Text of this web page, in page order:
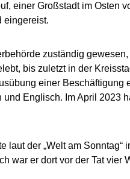
einer Großstadt im Osten
eingereist.
zuständig
bis zuletzt in der
einer Beschäftigung
Englisch. Im April 2023
laut der „Welt am Sonntag“
war er dort vor der Tat vier